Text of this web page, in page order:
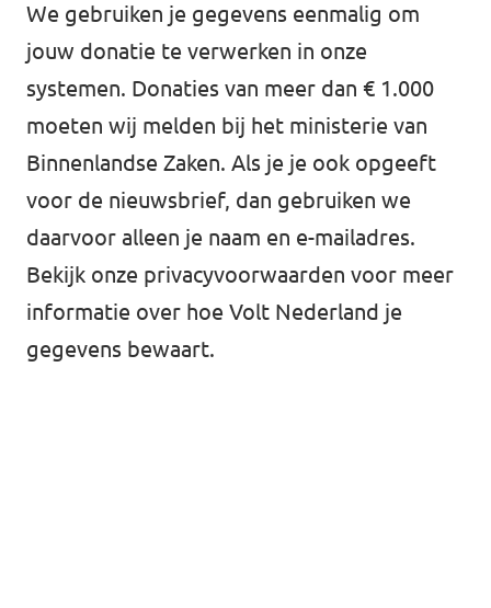
We gebruiken je gegevens eenmalig om
jouw donatie te verwerken in onze
systemen. Donaties van meer dan € 1.000
moeten wij melden bij het ministerie van
Binnenlandse Zaken. Als je je ook opgeeft
voor de nieuwsbrief, dan gebruiken we
daarvoor alleen je naam en e-mailadres.
Bekijk onze privacyvoorwaarden voor meer
informatie over hoe Volt Nederland je
gegevens bewaart.